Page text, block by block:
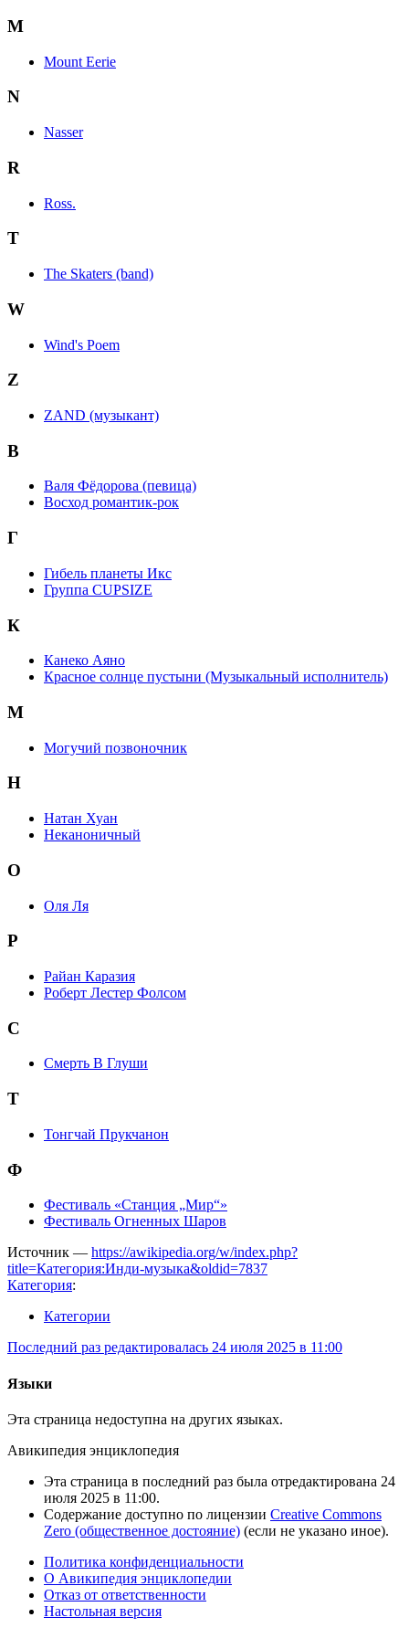
M
Mount Eerie
N
Nasser
R
Ross.
T
The Skaters (band)
W
Wind's Poem
Z
ZAND (музыкант)
В
Валя Фёдорова (певица)
Восход романтик-рок
Г
Гибель планеты Икс
Группа CUPSIZE
К
Канеко Аяно
Красное солнце пустыни (Музыкальный исполнитель)
М
Могучий позвоночник
Н
Натан Хуан
Неканоничный
О
Оля Ля
Р
Райан Каразия
Роберт Лестер Фолсом
С
Смерть В Глуши
Т
Тонгчай Прукчанон
Ф
Фестиваль «Станция „Мир“»
Фестиваль Огненных Шаров
Источник — https://awikipedia.org/w/index.php?
title=Категория:Инди-музыка&oldid=7837
Категория:
Категории
Последний раз редактировалась 24 июля 2025 в 11:00
Языки
Эта страница недоступна на других языках.
Авикипедия энциклопедия
Эта страница в последний раз была отредактирована 24
июля 2025 в 11:00.
Содержание доступно по лицензии Creative Commons
Zero (общественное достояние) (если не указано иное).
Политика конфиденциальности
О Авикипедия энциклопедии
Отказ от ответственности
Настольная версия